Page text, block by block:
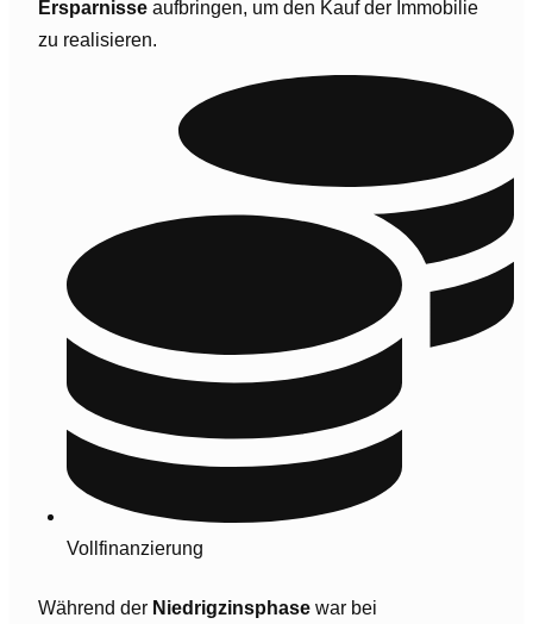
Ersparnisse aufbringen, um den Kauf der Immobilie
zu realisieren.
Vollfinanzierung
Während der Niedrigzinsphase war bei